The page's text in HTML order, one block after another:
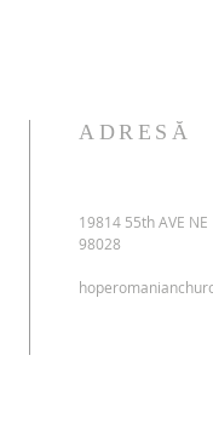
ADRESĂ
19814 55th AVE
98028